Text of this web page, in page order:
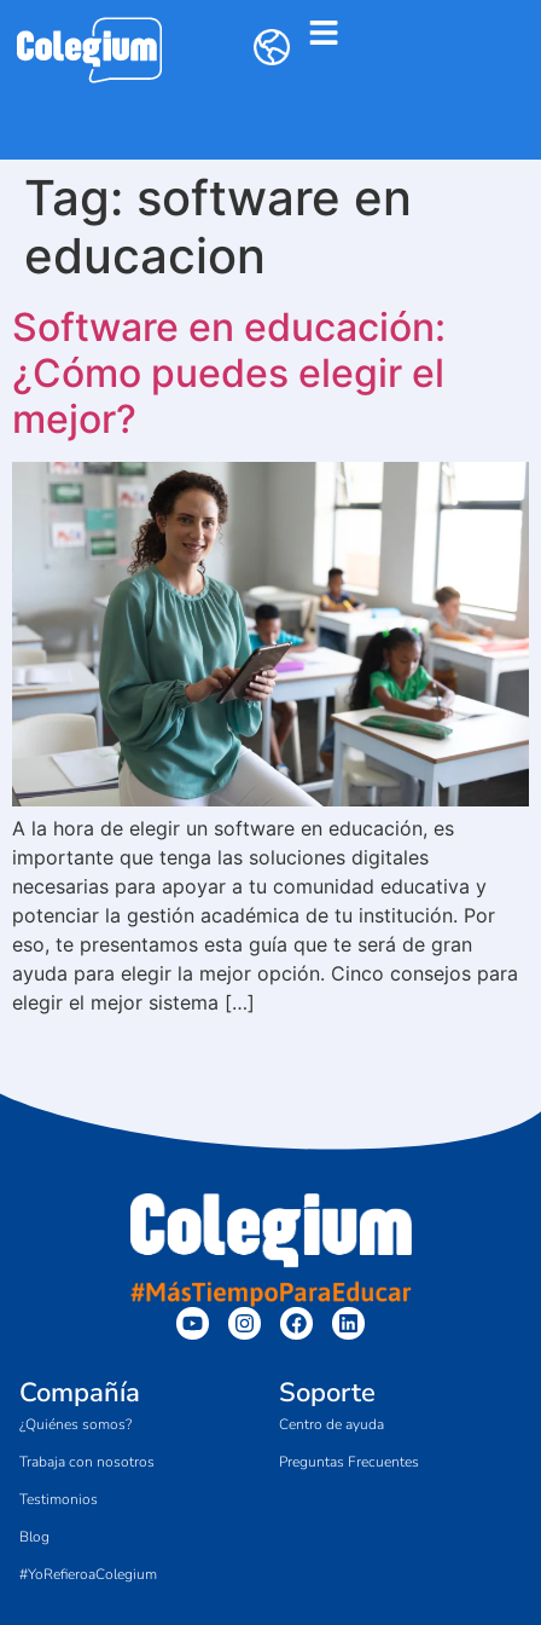
Tag: software en
educacion
Software en educación:
¿Cómo puedes elegir el
mejor?
A la hora de elegir un software en educación, es
importante que tenga las soluciones digitales
necesarias para apoyar a tu comunidad educativa y
potenciar la gestión académica de tu institución. Por
eso, te presentamos esta guía que te será de gran
ayuda para elegir la mejor opción. Cinco consejos para
elegir el mejor sistema […]
Compañía
¿Quiénes somos?
Trabaja con nosotros
Testimonios
Blog
#YoRefieroaColegium
Soporte
Centro de ayuda
Preguntas Frecuentes